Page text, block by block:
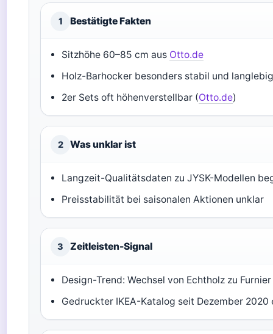
1 Bestätigte Fakten
Sitzhöhe 60–85 cm aus Otto.de
Holz-Barhocker besonders stabil und
2er Sets oft höhenverstellbar (Otto.de)
2 Was unklar ist
Langzeit-Qualitätsdaten zu JYSK-Modellen
Preisstabilität bei saisonalen Aktionen unklar
3 Zeitleisten-Signal
Design-Trend: Wechsel von Echtholz zu
Gedruckter IKEA-Katalog seit Dezember